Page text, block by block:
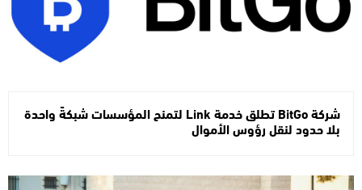
شركة BitGo تطلق خدمة Link لتمنح المؤسسات شبكةً واحدة
بلا حدود لنقل رؤوس الأموال